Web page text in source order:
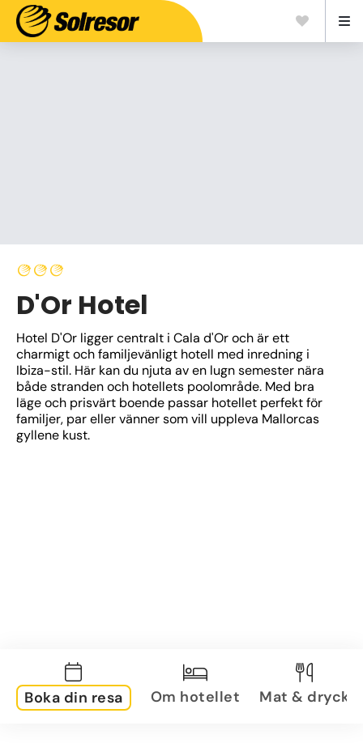
D'Or Hotel
Hotel D'Or ligger centralt i Cala d'Or och är ett
charmigt och familjevänligt hotell med inredning i
Ibiza-stil. Här kan du njuta av en lugn semester nära
både stranden och hotellets poolområde. Med bra
läge och prisvärt boende passar hotellet perfekt för
familjer, par eller vänner som vill uppleva Mallorcas
gyllene kust.
Boka din resa Om hotellet Mat & dryck